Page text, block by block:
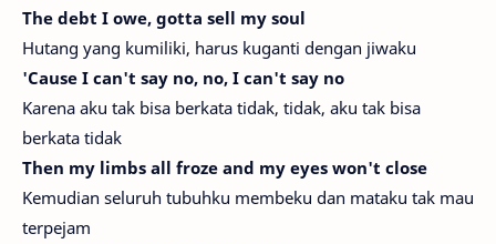
The debt I owe, gotta sell my soul
Hutang yang kumiliki, harus kuganti dengan jiwaku
'Cause I can't say no, no, I can't say no
Karena aku tak bisa berkata tidak, tidak, aku tak bisa
berkata tidak
Then my limbs all froze and my eyes won't close
Kemudian seluruh tubuhku membeku dan mataku tak mau
terpejam